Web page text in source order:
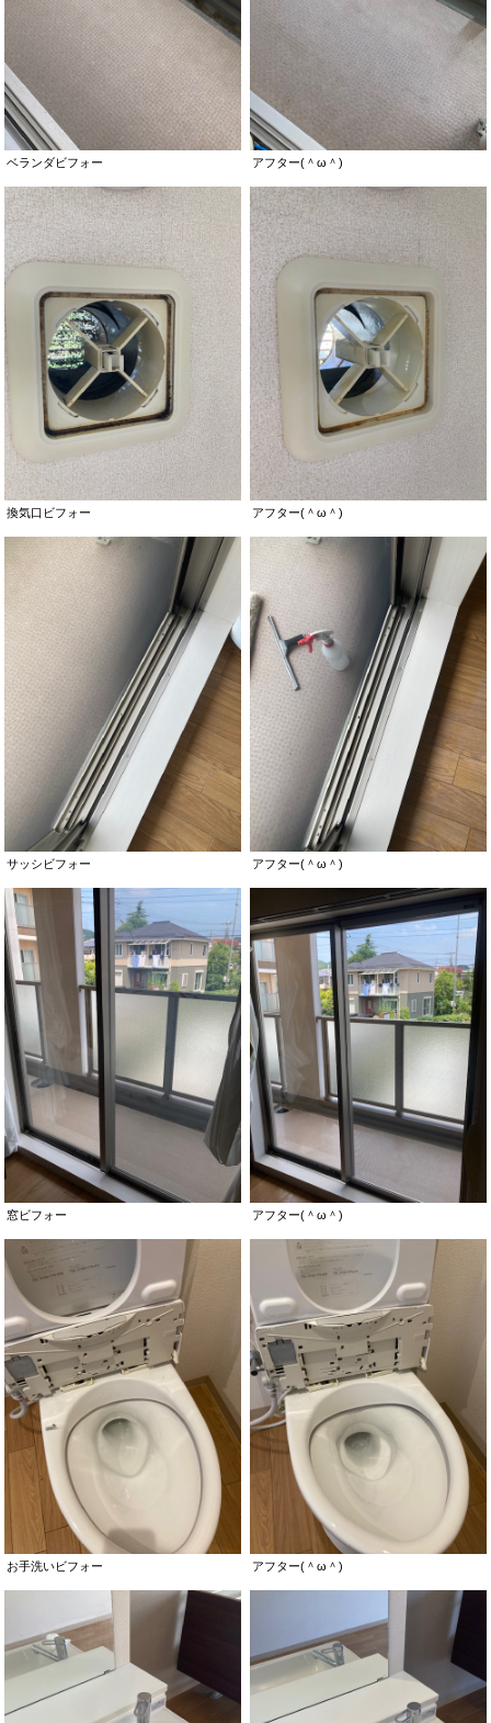
ベランダビフォー アフター(＾ω＾)
換気口ビフォー アフター(＾ω＾)
サッシビフォー アフター(＾ω＾)
窓ビフォー アフター(＾ω＾)
お手洗いビフォー アフター(＾ω＾)